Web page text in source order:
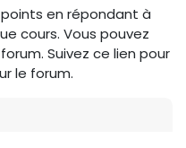
en répondant à
cours. Vous pouvez
Suivez ce lien pour
le forum.